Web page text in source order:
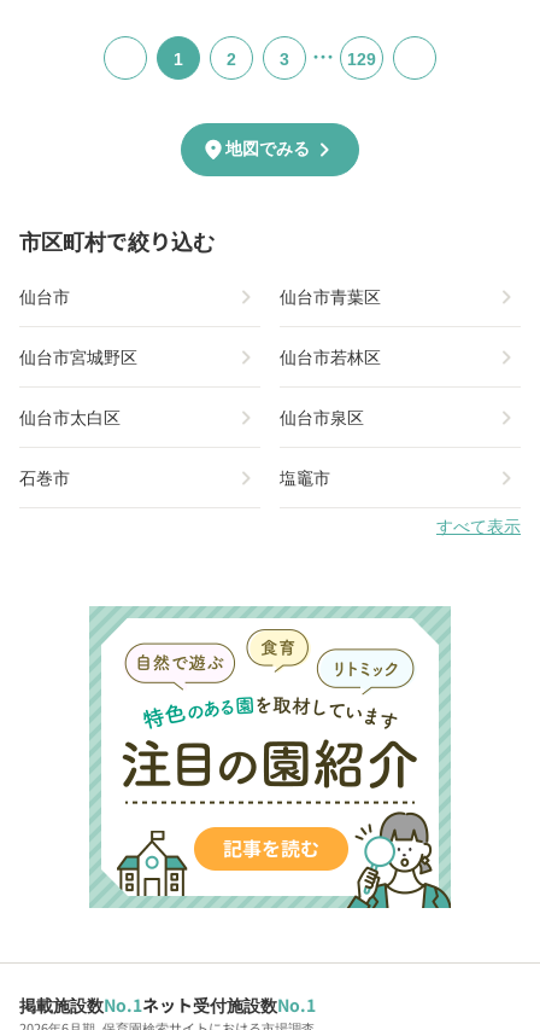
1 2 3 … 129
location_on地図でみる chevron_right
市区町村で絞り込む
仙台市 chevron_right 仙台市青葉区 chevron_right
仙台市宮城野区 chevron_right 仙台市若林区 chevron_right
仙台市太白区 chevron_right 仙台市泉区 chevron_right
石巻市 chevron_right 塩竈市 chevron_right
すべて表示
掲載施設数No.1ネット受付施設数No.1